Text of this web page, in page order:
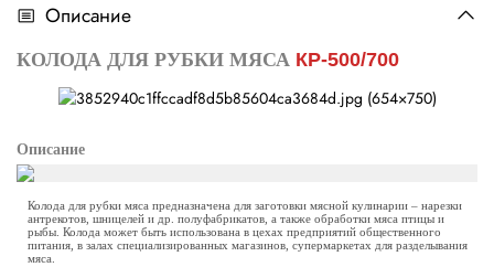
Описание
КОЛОДА ДЛЯ РУБКИ МЯСА КР-500/700
Описание
Колода для рубки мяса предназначена для заготовки мясной кулинарии – нарезки
антрекотов, шницелей и др. полуфабрикатов, а также обработки мяса птицы и
рыбы. Колода может быть использована в цехах предприятий общественного
питания, в залах специализированных магазинов, супермаркетах для разделывания
мяса.